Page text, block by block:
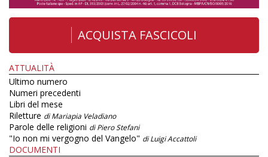
ACQUISTA FASCICOLI
ATTUALITÀ
Ultimo numero
Numeri precedenti
Libri del mese
Riletture di Mariapia Veladiano
Parole delle religioni di Piero Stefani
"Io non mi vergogno del Vangelo" di Luigi Accattoli
DOCUMENTI